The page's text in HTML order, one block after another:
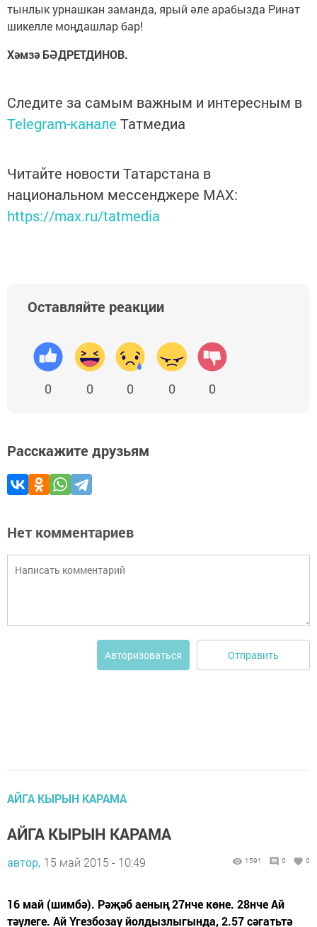
тынлык урнашкан заманда, ярый әле арабызда Ринат
шикелле моңдашлар бар!
Хәмзә БӘДРЕТДИНОВ.
Следите за самым важным и интересным в
Telegram-канале Татмедиа
Читайте новости Татарстана в
национальном мессенджере MАХ:
https://max.ru/tatmedia
Оставляйте реакции
0 0 0 0 0
Расскажите друзьям
Нет комментариев
Авторизоваться Отправить
АЙГА КЫРЫН КАРАМА
АЙГА КЫРЫН КАРАМА
автор, 15 май 2015 - 10:49 1591 0 0
16 май (шимбә). Рәҗәб аеның 27нче көне. 28нче Ай
тәүлеге. Ай Үгезбозау йолдызлыгында, 2.57 сәгатьтә